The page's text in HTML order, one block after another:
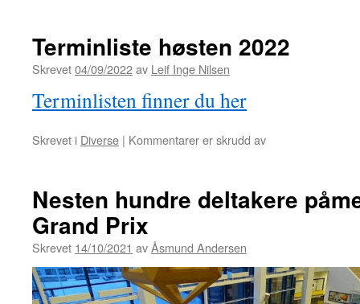
2022
Terminliste høsten 2022
Skrevet04/09/2022av Leif Inge Nilsen
Terminlisten finner du her
Skrevet i Diverse | Kommentarer er skrudd avfor
Nesten hundre deltakere
Grand Prix
Skrevet 14/10/2021 avÅsmund Andersen